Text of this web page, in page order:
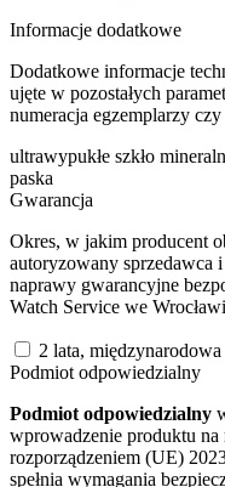
Informacje dodatkowe
Dodatkowe informacje
ujęte w pozostałych
numeracja egzemplarzy
ultrawypukłe szkło
paska
Gwarancja
Okres, w jakim producent
autoryzowany sprzedawca
naprawy gwarancyjne
Watch Service we
2 lata, międzynarodowa
Podmiot odpowiedzialny
Podmiot odpowiedzialny
wprowadzenie produktu
rozporządzeniem (UE)
spełnia wymagania